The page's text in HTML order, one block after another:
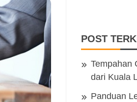
POST
Tempahan
dari Kuala
Panduan